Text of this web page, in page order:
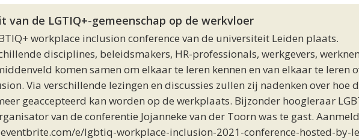
van de LGTIQ+-gemeenschap op de werkvloer
workplace inclusion conference van de universiteit Leiden plaats.
disciplines, beleidsmakers, HR-professionals, werkgevers,
komen samen om elkaar te leren kennen en van elkaar te leren
Via verschillende lezingen en discussies zullen zij nadenken over hoe
geaccepteerd kan worden op de werkplaats. Bijzonder hoogleraar
van de conferentie Jojanneke van der Toorn was te gast.
e/lgbtiq-workplace-inclusion-2021-conference-hosted-by-